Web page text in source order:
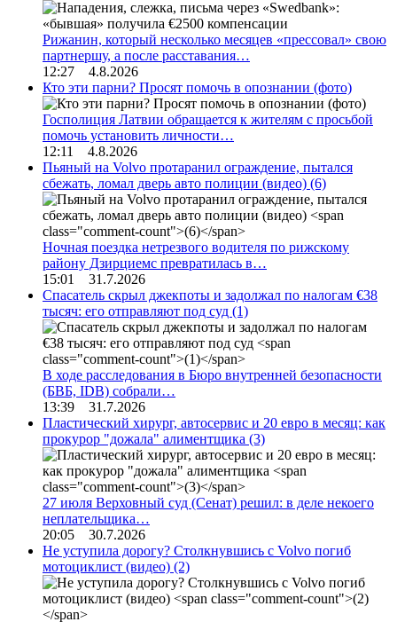
Рижанин, который несколько месяцев «прессовал» свою
партнершу, а после расставания…
12:27 4.8.2026
Кто эти парни? Просят помочь в опознании (фото)
Госполиция Латвии обращается к жителям с просьбой
помочь установить личности…
12:11 4.8.2026
Пьяный на Volvo протаранил ограждение, пытался
сбежать, ломал дверь авто полиции (видео) (6)
Ночная поездка нетрезвого водителя по рижскому
району Дзирциемс превратилась в…
15:01 31.7.2026
Спасатель скрыл джекпоты и задолжал по налогам €38
тысяч: его отправляют под суд (1)
В ходе расследования в Бюро внутренней безопасности
(БВБ, IDB) собрали…
13:39 31.7.2026
Пластический хирург, автосервис и 20 евро в месяц: как
прокурор "дожала" алиментщика (3)
27 июля Верховный суд (Сенат) решил: в деле некоего
неплательщика…
20:05 30.7.2026
Не уступила дорогу? Столкнувшись с Volvo погиб
мотоциклист (видео) (2)